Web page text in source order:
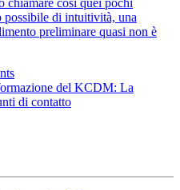
chiamare così quei pochi
possibile di intuitività, una
preliminare quasi non è
del KCDM: La
di contatto